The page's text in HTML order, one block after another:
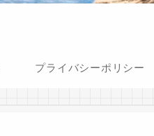
プライバシーポリシー